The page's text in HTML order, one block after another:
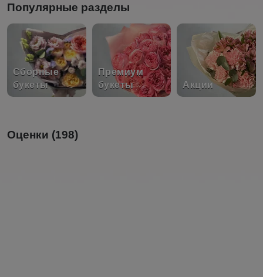
Популярные разделы
Сборные
букеты
Премиум
букеты
Акции
Оценки (198)